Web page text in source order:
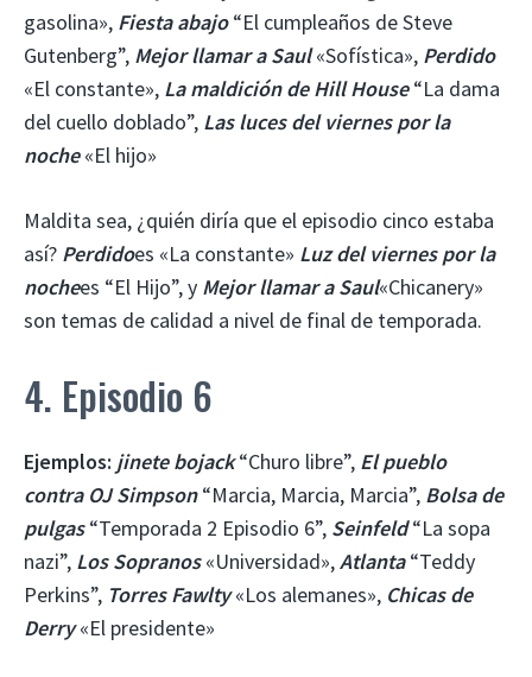
gasolina», Fiesta abajo“El cumpleaños de Steve
Gutenberg”, Mejor llamar a Saul«Sofística», Perdido
«El constante», La maldición de Hill House“La dama
del cuello doblado”, Las luces del viernes por la
noche«El hijo»
Maldita sea, ¿quién diría que el episodio cinco estaba
así? Perdidoes «La constante» Luz del viernes por la
nochees “El Hijo”, y Mejor llamar a Saul«Chicanery»
son temas de calidad a nivel de final de temporada.
4. Episodio 6
Ejemplos: jinete bojack“Churo libre”, El pueblo
contra OJ Simpson“Marcia, Marcia, Marcia”, Bolsa de
pulgas“Temporada 2 Episodio 6”, Seinfeld“La sopa
nazi”, Los Sopranos«Universidad»,Atlanta“Teddy
Perkins”, Torres Fawlty«Los alemanes», Chicas de
Derry«El presidente»